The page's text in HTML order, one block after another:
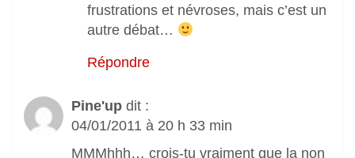
frustrations et névroses, mais c’est un
autre débat…
Répondre
Pine'up dit :
04/01/2011 à 20 h 33 min
MMMhhh… crois-tu vraiment que la non